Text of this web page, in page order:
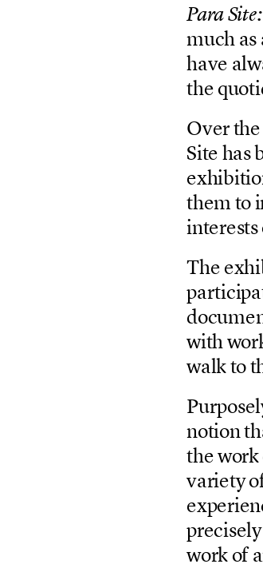
ParaSite:
muchas
have alw
thequoti
Overthe
Sitehas
exhibitio
themtoi
interests
Theexhi
participa
docume
withwor
walktot
Purposel
notionth
thework
varietyo
experien
precisely
workofa